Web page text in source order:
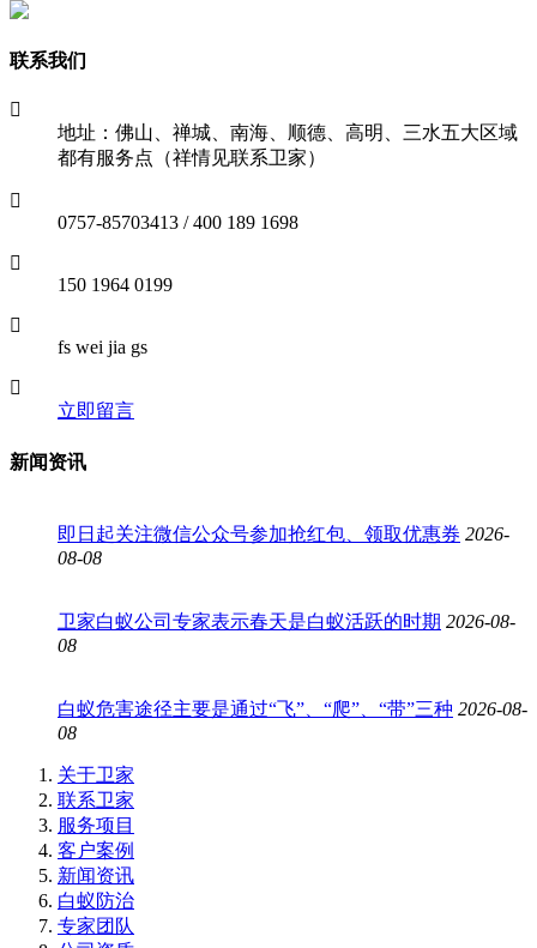
联系我们
地址：佛山、禅城、南海、顺德、高明、三水五大区域
都有服务点（祥情见联系卫家）
0757-85703413 / 400 189 1698
150 1964 0199
fs wei jia gs
立即留言
新闻资讯
即日起关注微信公众号参加抢红包、领取优惠券 2026-
08-08
卫家白蚁公司专家表示春天是白蚁活跃的时期 2026-08-
08
白蚁危害途径主要是通过“飞”、“爬”、“带”三种 2026-08-
08
关于卫家
联系卫家
服务项目
客户案例
新闻资讯
白蚁防治
专家团队